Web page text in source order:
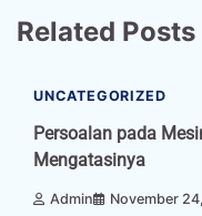
Related Posts
UNCATEGORIZED
Persoalan pada
Mengatasinya
Admin November